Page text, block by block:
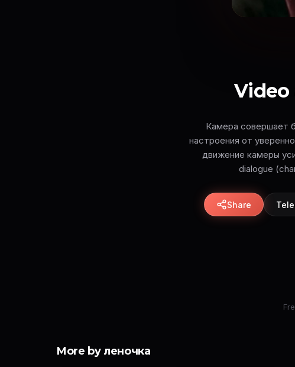
Video
Камера совершает
настроения от
движение камеры
dialogue
Share
More by леночка